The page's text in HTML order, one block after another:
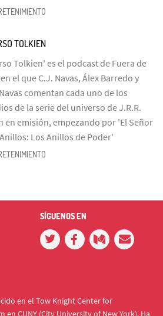
TOLKIEN
Tolkien' es el podcast de Fuera de
el que C.J. Navas, Álex Barredo y
comentan cada uno de los
de la serie del universo de J.R.R.
en emisión, empezando por 'El Señor
Los Anillos de Poder'
SÍGUENOS EN
en el Tow Knight Center for
CUNY (City University of New York). Ha